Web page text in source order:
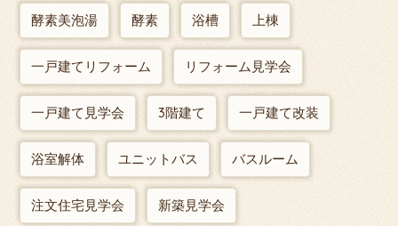
酵素美泡湯 酵素 浴槽 上棟
一戸建てリフォーム リフォーム見学会
一戸建て見学会 3階建て 一戸建て改装
浴室解体 ユニットバス バスルーム
注文住宅見学会 新築見学会